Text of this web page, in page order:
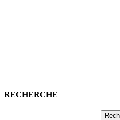
RECHERCHE